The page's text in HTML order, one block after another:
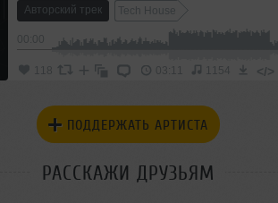
Авторский трек Tech House
03:11 1154 </>
ПОДДЕРЖАТЬ АРТИСТА
РАССКАЖИ ДРУЗЬЯМ